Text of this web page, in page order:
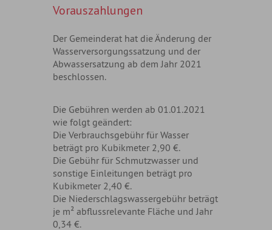
Vorauszahlungen
Der Gemeinderat hat die Änderung der
Wasserversorgungssatzung und der
Abwassersatzung ab dem Jahr 2021
beschlossen.
Die Gebühren werden ab 01.01.2021
wie folgt geändert:
Die Verbrauchsgebühr für Wasser
beträgt pro Kubikmeter 2,90 €.
Die Gebühr für Schmutzwasser und
sonstige Einleitungen beträgt pro
Kubikmeter 2,40 €.
Die Niederschlagswassergebühr beträgt
je m² abflussrelevante Fläche und Jahr
0,34 €.